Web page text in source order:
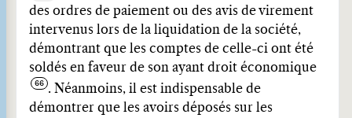
des ordres de paiement ou des avis de virement
intervenus lors de la liquidation de la société,
démontrant que les comptes de celle-ci ont été
soldés en faveur de son ayant droit économique
. Néanmoins, il est indispensable de
démontrer que les avoirs déposés sur les